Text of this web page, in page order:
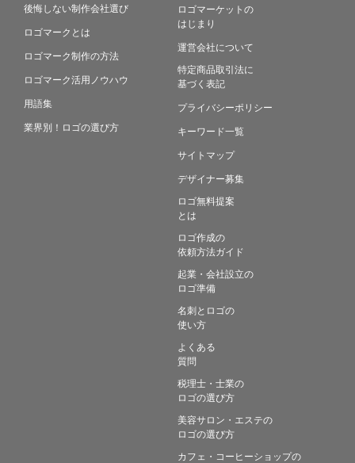
後悔しない制作会社選び
ロゴマークとは
ロゴマーク制作の方法
ロゴマーク活用ノウハウ
用語集
業界別！ロゴの選び方
ロゴマーケットの
はじまり
運営会社について
特定商品取引法に
基づく表記
プライバシーポリシー
キーワード一覧
サイトマップ
デザイナー募集
ロゴ無料提案
とは
ロゴ作成の
依頼方法ガイド
起業・会社設立の
ロゴ準備
名刺とロゴの
使い方
よくある
質問
税理士・士業の
ロゴの選び方
美容サロン・エステの
ロゴの選び方
カフェ・コーヒーショップの